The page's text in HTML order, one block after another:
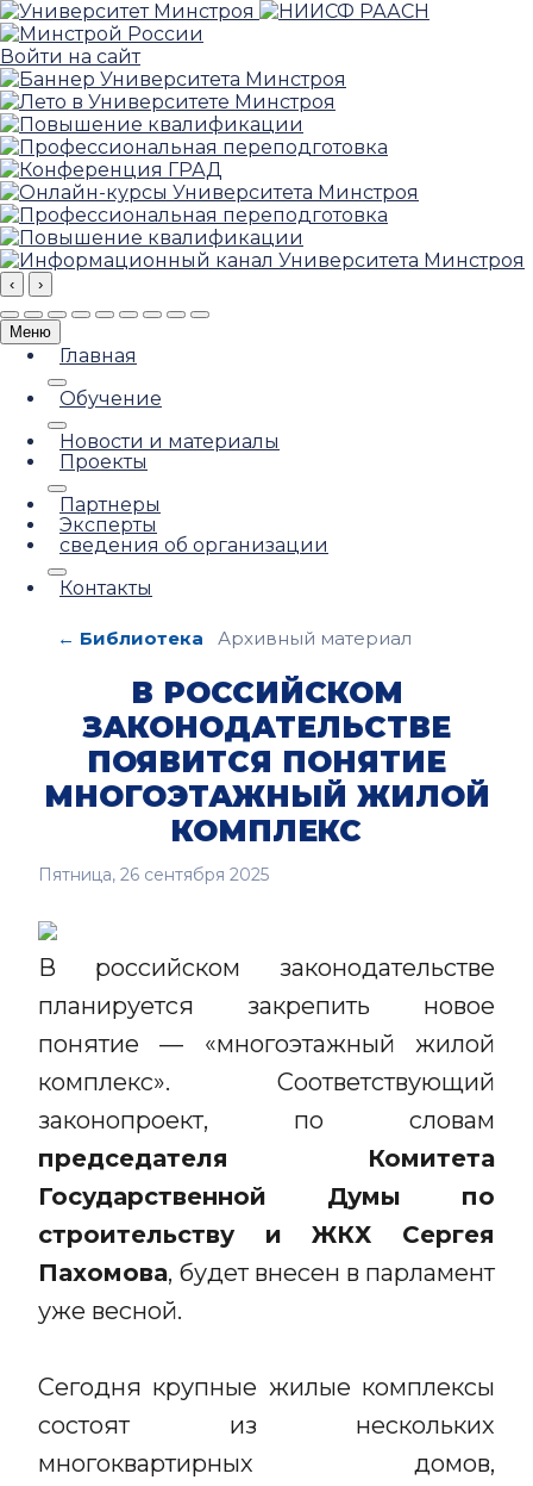
Войти на сайт
‹ ›
Меню
Главная
Обучение
Новости и материалы
Проекты
Партнеры
Эксперты
сведения об организации
Контакты
← Библиотека Архивный материал
В РОССИЙСКОМ
ЗАКОНОДАТЕЛЬСТВЕ
ПОЯВИТСЯ ПОНЯТИЕ
МНОГОЭТАЖНЫЙ ЖИЛОЙ
КОМПЛЕКС
Пятница, 26 сентября 2025
В российском законодательстве
планируется закрепить новое
понятие — «многоэтажный жилой
комплекс». Соответствующий
законопроект, по словам
председателя Комитета
Государственной Думы по
строительству и ЖКХ Сергея
Пахомова, будет внесен в парламент
уже весной.
Сегодня крупные жилые комплексы
состоят из нескольких
многоквартирных домов,